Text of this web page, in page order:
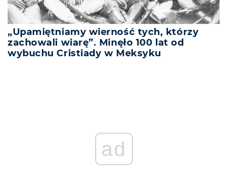
„Upamiętniamy wierność tych, którzy
zachowali wiarę”. Minęło 100 lat od
wybuchu Cristiady w Meksyku
ad